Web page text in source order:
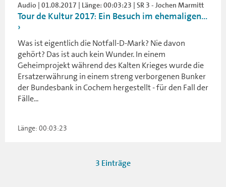
Audio | 01.08.2017 | Länge: 00:03:23 | SR 3 - Jochen Marmitt
Tour de Kultur 2017: Ein Besuch im ehemaligen...
Was ist eigentlich die Notfall-D-Mark? Nie davon
gehört? Das ist auch kein Wunder. In einem
Geheimprojekt während des Kalten Krieges wurde die
Ersatzerwährung in einem streng verborgenen Bunker
der Bundesbank in Cochem hergestellt - für den Fall der
Fälle...
Länge: 00:03:23
3 Einträge